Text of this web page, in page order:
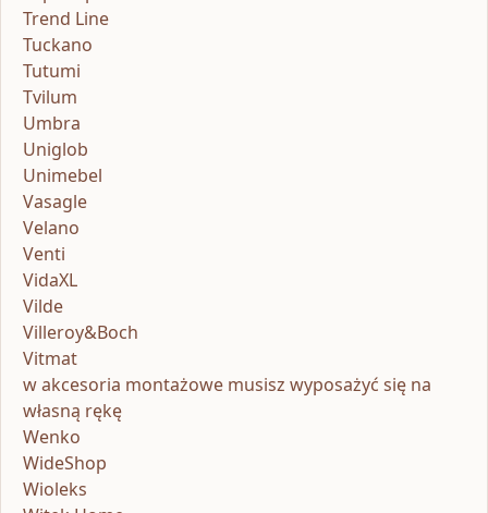
Trend Line
Tuckano
Tutumi
Tvilum
Umbra
Uniglob
Unimebel
Vasagle
Velano
Venti
VidaXL
Vilde
Villeroy&Boch
Vitmat
w akcesoria montażowe musisz wyposażyć się na
własną rękę
Wenko
WideShop
Wioleks